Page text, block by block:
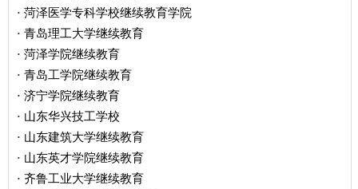
· 菏泽医学专科学校继续教育学院
· 青岛理工大学继续教育
· 菏泽学院继续教育
· 青岛工学院继续教育
· 济宁学院继续教育
· 山东华兴技工学校
· 山东建筑大学继续教育
· 山东英才学院继续教育
· 齐鲁工业大学继续教育